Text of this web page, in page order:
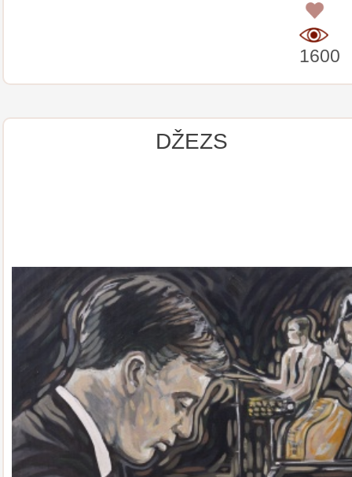
1600
DŽEZS